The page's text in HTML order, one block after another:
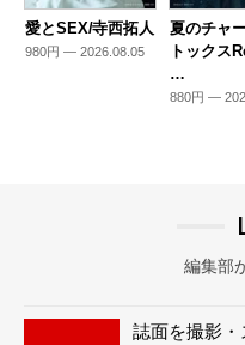
愛とSEX/寺西拓人
980円 — 2026.08.05
夏のチャ
トックス
…
880円 —
編集部
誌面を撮影